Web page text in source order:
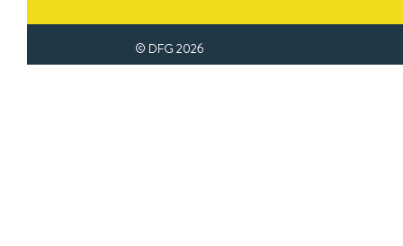
© DFG 2026